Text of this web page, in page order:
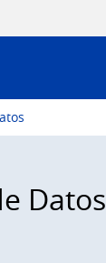
Datos